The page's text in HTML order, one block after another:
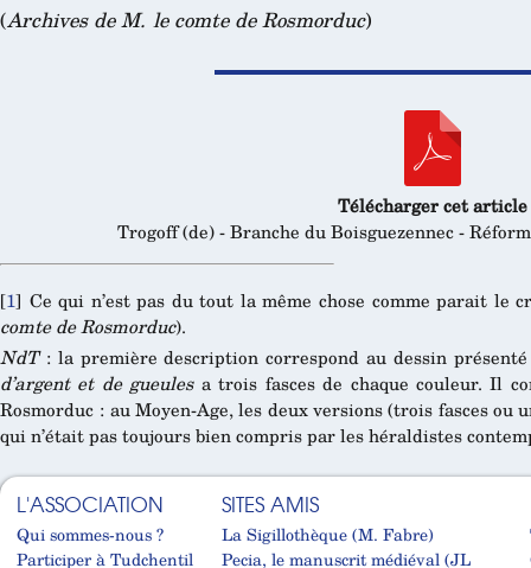
(Archives de M. le comte de Rosmorduc)
Télécharger cet article
Trogoff (de) - Branche du Boisguezennec -
[1] Ce qui n’est pas du tout la même chose comme parait le
comte de Rosmorduc).
NdT: la première description correspond au dessin
d’argent et de gueulesa trois fasces de chaque couleur. Il
Rosmorduc : au Moyen-Age, les deux versions (trois fasces ou
qui n’était pas toujours bien compris par les héraldistes
L'ASSOCIATION
Qui sommes-nous ?
Participer à Tudchentil
SITES AMIS
La Sigillothèque (M. Fabre)
Pecia, le manuscrit médiéval (JL